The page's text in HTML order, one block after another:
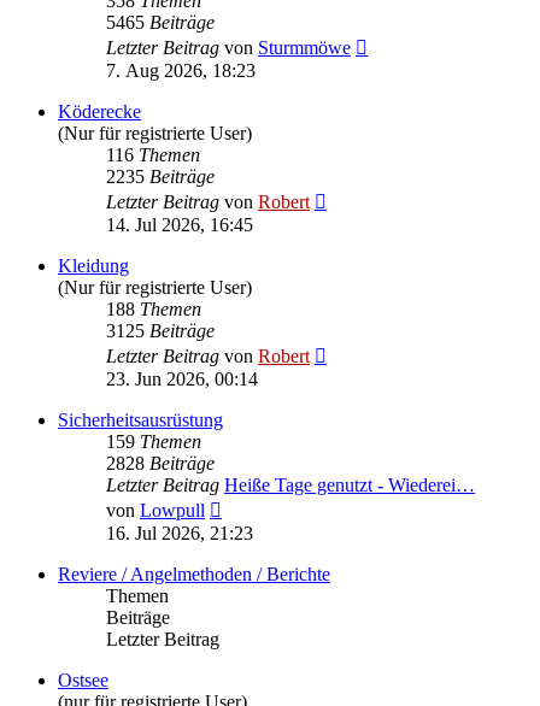
5465 Beiträge
Letzter Beitrag von Sturmmöwe
7. Aug 2026, 18:23
Köderecke
(Nur für registrierte User)
116 Themen
2235 Beiträge
Letzter Beitrag von Robert
14. Jul 2026, 16:45
Kleidung
(Nur für registrierte User)
188 Themen
3125 Beiträge
Letzter Beitrag von Robert
23. Jun 2026, 00:14
Sicherheitsausrüstung
159 Themen
2828 Beiträge
Letzter Beitrag Heiße Tage genutzt - Wiederei…
von Lowpull
Beitrag
16. Jul 2026, 21:23
Reviere / Angelmethoden / Berichte
Themen
Beiträge
Letzter Beitrag
Ostsee